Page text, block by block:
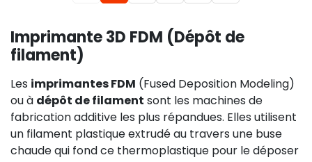
Imprimante 3D FDM (Dépôt de
filament)
Les imprimantes FDM (Fused Deposition Modeling)
ou à dépôt de filament sont les machines de
fabrication additive les plus répandues. Elles utilisent
un filament plastique extrudé au travers une buse
chaude qui fond ce thermoplastique pour le déposer